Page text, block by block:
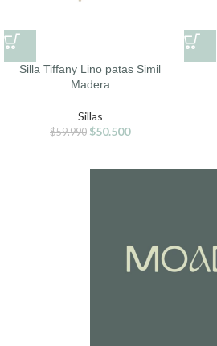
Silla Tiffany Lino patas Simil
Madera
Sillas
$59.990 $50.500